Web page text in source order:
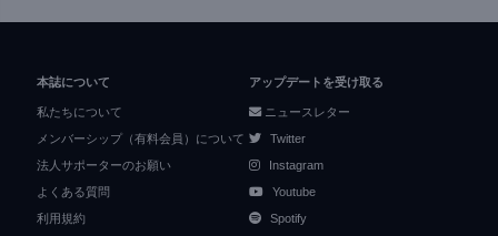
本誌について
私たちについて
メンバーシップ（有料会員）について
法人サポーターのお願い
よくある質問
利用規約
アップデートを受け取る
ニュースレター
Twitter
Instagram
Youtube
Spotify